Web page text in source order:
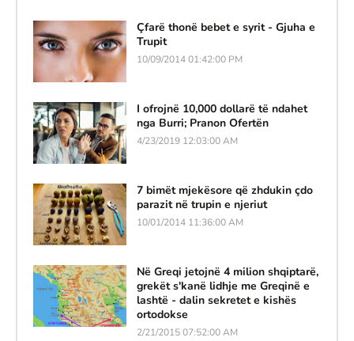
Çfarë thonë bebet e syrit - Gjuha e
Trupit
10/09/2014 01:42:00 PM
I ofrojnë 10,000 dollarë të ndahet
nga Burri; Pranon Ofertën
4/23/2019 12:03:00 AM
7 bimët mjekësore që zhdukin çdo
parazit në trupin e njeriut
10/01/2014 11:36:00 AM
Në Greqi jetojnë 4 milion shqiptarë,
grekët s'kanë lidhje me Greqinë e
lashtë - dalin sekretet e kishës
ortodokse
2/21/2015 07:52:00 AM